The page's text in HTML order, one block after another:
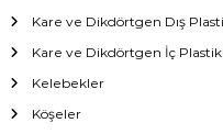
Kare ve Dikdörtgen Dış
Kare ve Dikdörtgen İç
Kelebekler
Köşeler